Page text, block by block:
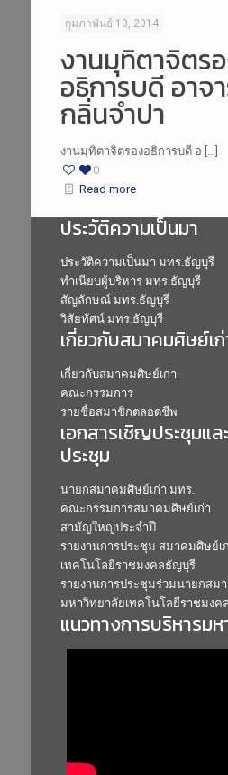
กุมภาพันธ์ 10, 2014
งานมุทิตาจิตร
อธิการบดี อาจ
กลิ่นจำปา
งานมุทิตาจิตรองอธิการบดี อ […]
0
Read more
ประวัติความเป็นมา
ประวัติความเป็นมา มทร.ธัญบุรี
ทำเนียบผู้บริหาร มทร.ธัญบุรี
สัญลักษณ์ มทร.ธัญบุรี
วิสัยทัศน์ มทร.ธัญบุรี
เกี่ยวกับสมาคมศิษย์เ
เกี่ยวกับสมาคมศิษย์เก่า
คณะกรรมการ
รายชื่อสมาชิกตลอดชีพ
เอกสารเชิญประชุมแล
ประชุม
นายกสมาคมศิษย์เก่า มทร.
คณะกรรมการสมาคมศิษย์เก่า
สามัญใหญ่ประจำปี
รายงานการประชุม สมาคมศิษย์เ
เทคโนโลยีราชมงคลธัญบุรี
รายงานการประชุมร่วมนายกสม
มหาวิทยาลัยเทคโนโลยีราชมงค
แนวทางการบริหารม